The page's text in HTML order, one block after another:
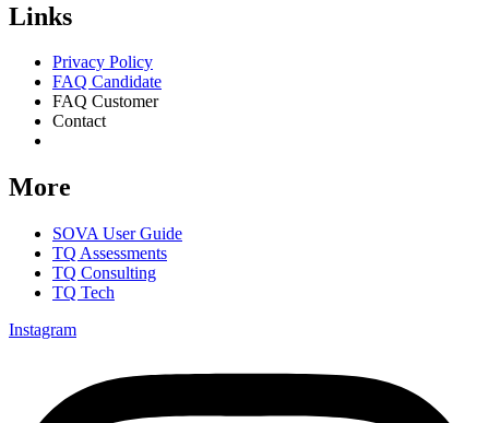
Links
Privacy Policy
FAQ Candidate
FAQ Customer
Contact
More
SOVA User Guide
TQ Assessments
TQ Consulting
TQ Tech
Instagram